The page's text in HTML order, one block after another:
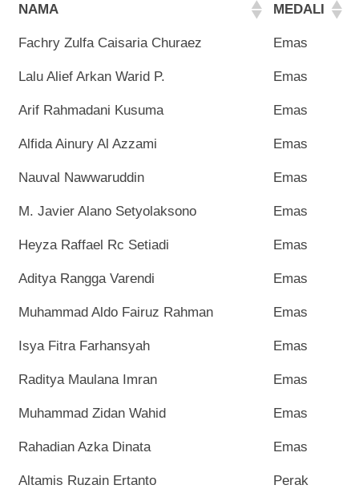
NAMA MEDALI
Fachry Zulfa Caisaria Churaez Emas
Lalu Alief Arkan Warid P. Emas
Arif Rahmadani Kusuma Emas
Alfida Ainury Al Azzami Emas
Nauval Nawwaruddin Emas
M. Javier Alano Setyolaksono Emas
Heyza Raffael Rc Setiadi Emas
Aditya Rangga Varendi Emas
Muhammad Aldo Fairuz Rahman Emas
Isya Fitra Farhansyah Emas
Raditya Maulana Imran Emas
Muhammad Zidan Wahid Emas
Rahadian Azka Dinata Emas
Altamis Ruzain Ertanto Perak